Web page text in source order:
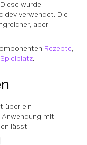
Diese wurde
verwendet. Die
aber
Rezepte,
.
über ein
Anwendung mit
lässt: